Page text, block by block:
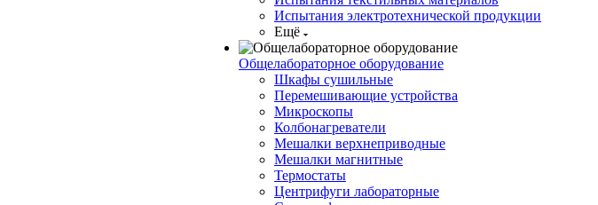
Испытания электротехнической продукции
Ещё
Общелабораторное оборудование
Шкафы сушильные
Перемешивающие устройства
Микроскопы
Колбонагреватели
Мешалки верхнеприводные
Мешалки магнитные
Термостаты
Центрифуги лабораторные